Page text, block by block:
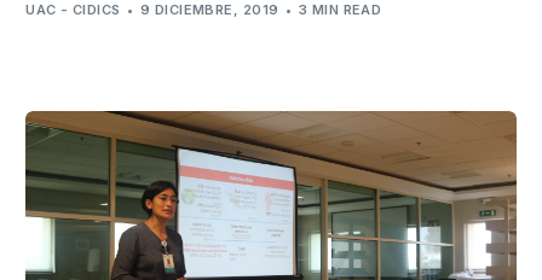
UAC - CIDICS 9 DICIEMBRE, 2019 3 MIN READ